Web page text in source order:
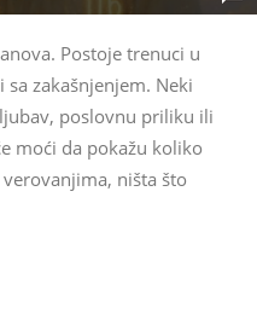
Postoje trenuci u
zakašnjenjem. Neki
poslovnu priliku ili
moći da pokažu koliko
ništa što